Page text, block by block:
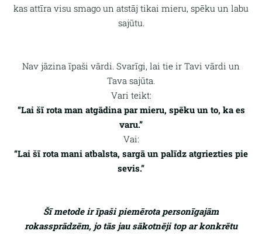
kas attīra visu smago un atstāj tikai mieru, spēku un labu
sajūtu.
Nav jāzina īpaši vārdi. Svarīgi, lai tie ir Tavi vārdi un
Tava sajūta.
Vari teikt:
“Lai šī rota man atgādina par mieru, spēku un to, ka es
varu.”
Vai:
“Lai šī rota mani atbalsta, sargā un palīdz atgriezties pie
sevis.”
Šī metode ir īpaši piemērota personīgajām
rokassprādzēm, jo tās jau sākotnēji top ar konkrētu